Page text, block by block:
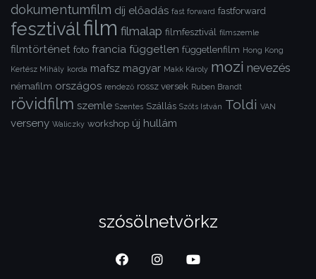
dokumentumfilm díj előadás fast forward fastforward
fesztiválfilm filmalap filmfesztivál filmszemle
filmtörténet foto francia független függetlenfilm Hong Kong
Kertész Mihály korda mafsz magyar Makk Károly mozi nevezés
némafilm országos rendező rossz versek Ruben Brandt
rövidfilm szemle Szentes Szállás Szőts István Toldi VAN
verseny Waliczky workshop új hullám
szósölnetvörkz